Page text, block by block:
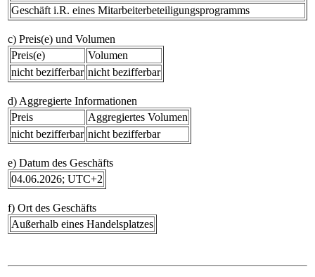
Geschäft i.R. eines Mitarbeiterbeteiligungsprogramms
c) Preis(e) und Volumen
Preis(e)
Volumen
nicht bezifferbar nicht bezifferbar
d) Aggregierte Informationen
Preis
Aggregiertes Volumen
nicht bezifferbar nicht bezifferbar
e) Datum des Geschäfts
04.06.2026; UTC+2
f) Ort des Geschäfts
Außerhalb eines Handelsplatzes